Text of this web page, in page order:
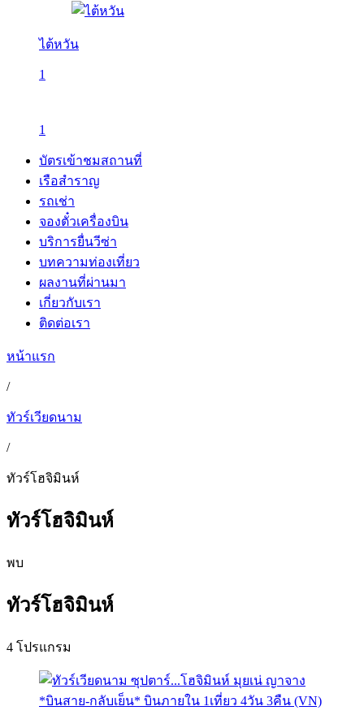
ไต้หวัน
1
1
บัตรเข้าชมสถานที่
เรือสำราญ
รถเช่า
จองตั๋วเครื่องบิน
บริการยื่นวีซ่า
บทความท่องเที่ยว
ผลงานที่ผ่านมา
เกี่ยวกับเรา
ติดต่อเรา
หน้าแรก
/
ทัวร์เวียดนาม
/
ทัวร์โฮจิมินห์
ทัวร์โฮจิมินห์
พบ
ทัวร์โฮจิมินห์
4 โปรแกรม